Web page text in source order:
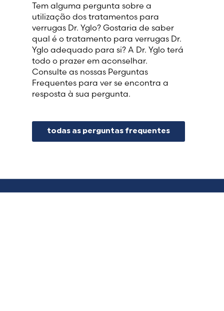
Tem alguma pergunta sobre a
utilização dos tratamentos para
verrugas Dr. Yglo? Gostaria de saber
qual é o tratamento para verrugas Dr.
Yglo adequado para si? A Dr. Yglo terá
todo o prazer em aconselhar.
Consulte as nossas Perguntas
Frequentes para ver se encontra a
resposta à sua pergunta.
todas as perguntas frequentes